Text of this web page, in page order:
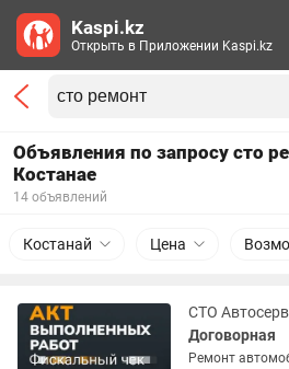
Объявления по запросу сто
Костанае
14 объявлений
Костанай Цена
СТО
Договорная
Ремонт
Kaspi.kz
Открыть в Приложении Kaspi.kz